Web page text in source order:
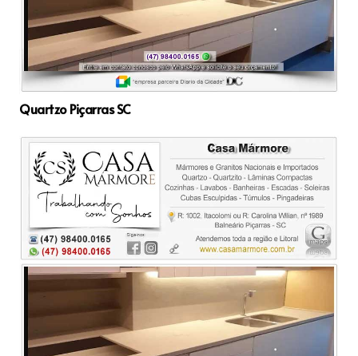
Quartzo Piçarras SC